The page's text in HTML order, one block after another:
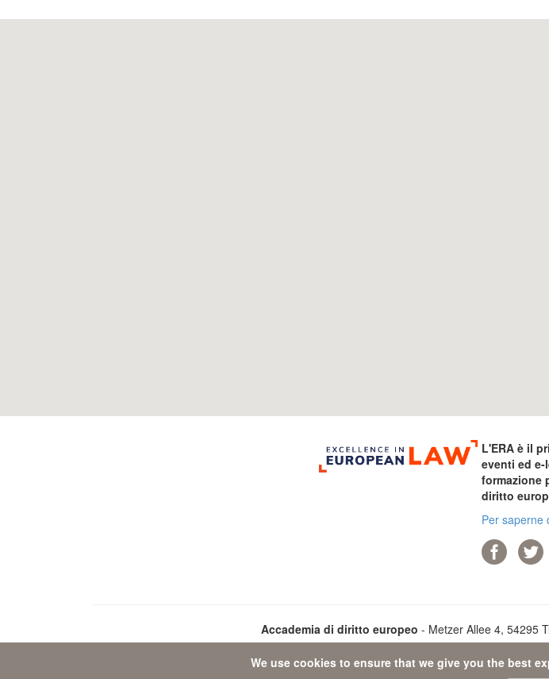
We use cookies to ensure that we give you the best
L'ERA è il
eventi ed
formazione
diritto
Per saperne
Accademia di diritto europeo - Metzer Allee 4, 54295